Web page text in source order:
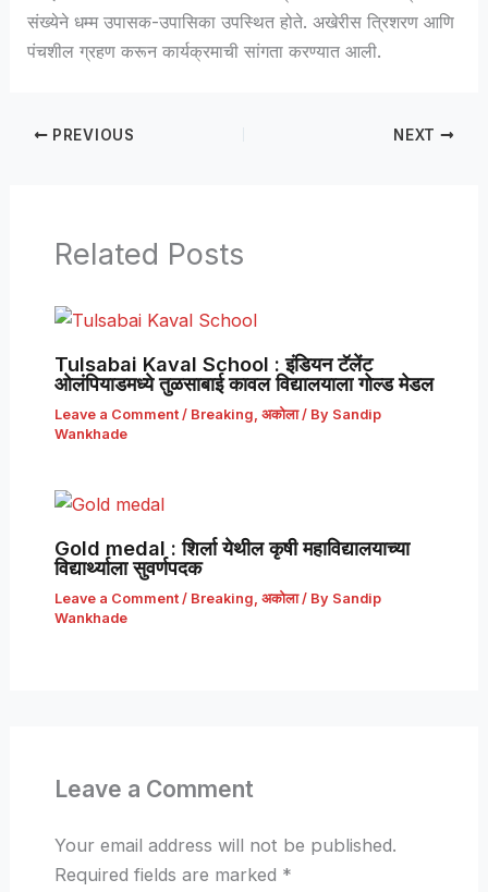
संख्येने धम्म उपासक-उपासिका उपस्थित होते. अखेरीस त्रिशरण आणि
पंचशील ग्रहण करून कार्यक्रमाची सांगता करण्यात आली.
PREVIOUS NEXT
Related Posts
Tulsabai Kaval School : इंडियन टॅलेंट
ओलंपियाडमध्ये तुळसाबाई कावल विद्यालयाला गोल्ड मेडल
Leave a Comment / Breaking अकोला/ By Sandip
Wankhade
Gold medal : शिर्ला येथील कृषी महाविद्यालयाच्या
विद्यार्थ्याला सुवर्णपदक
Leave a Comment / Breaking अकोला/ By Sandip
Wankhade
Leave a Comment
Your email address will not be published.
Required fields are marked *